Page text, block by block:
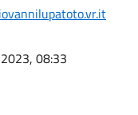
08:33